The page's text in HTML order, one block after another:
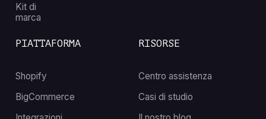
Kit di
marca
RISORSE
Centro assistenza
Casi di studio
PIATTAFORMA
Shopify
BigCommerce